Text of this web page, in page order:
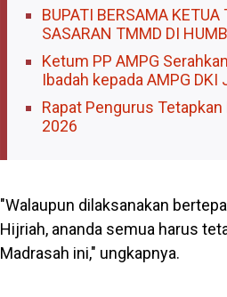
BUPATI BERSAMA
SASARAN TMMD DI
Ketum PP AMPG
Ibadah kepada AMPG DKI
Rapat Pengurus
2026
"Walaupun dilaksanakan
Hijriah, ananda semua harus
Madrasah ini," ungkapnya.